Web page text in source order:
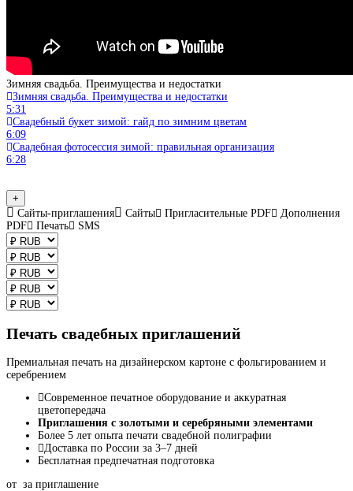
Зимняя свадьба. Преимущества и недостатки
Зимняя свадьба. Преимущества и недостатки
5:31
Свадебный букет зимой: гайд по зимним цветам
6:09
Свадебная фотосессия зимой: правильная организация
6:28
+
Сайты-приглашения
Сайты Пригласительные PDF
Дополнения
PDF
Печать SMS
Печать свадебных приглашений
Премиальная печать на дизайнерском картоне с фольгированием и
серебрением
Современное печатное оборудование и аккуратная
цветопередача
Приглашения с золотыми и серебряными элементами
Более 5 лет опыта печати свадебной полиграфии
Доставка по России за 3–7 дней
Бесплатная предпечатная подготовка
от за приглашение